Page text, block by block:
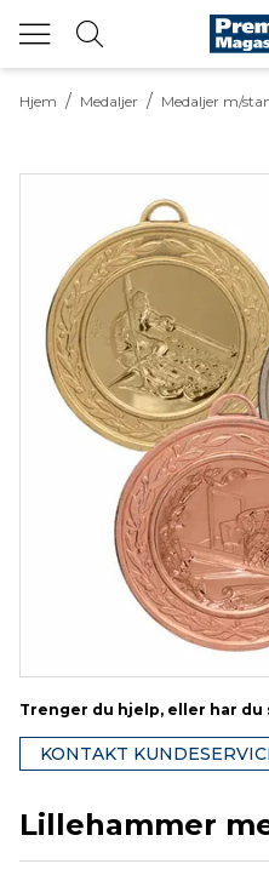
/
Hjem /
Medaljer Medaljer m/
Trenger du hjelp, eller har du
KONTAKT
Lillehammer